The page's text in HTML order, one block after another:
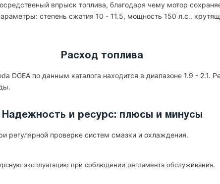
впрыск топлива, благодаря чему мотор
степень сжатия 10 - 11.5, мощность 150 л.с.,
Расход топлива
DGEA по данным каталога находится в диапазоне 1.9 - 2.1.
Надежность и ресурс: плюсы и минусы
регулярной проверке систем смазки и охлаждения.
эксплуатацию при соблюдении регламента обслуживания.